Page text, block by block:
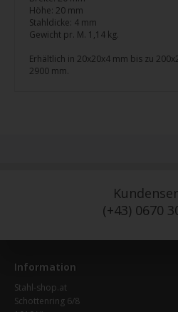
Höhe: 20 mm
Stahldicke: 4 mm
Gewicht pr. M. 1,14 kg.
Erhältlich in 20x20x4 mm bis zu
2900 mm.
(+43) 0670
Information
Stahl-shop.at
Schottenring 6/8